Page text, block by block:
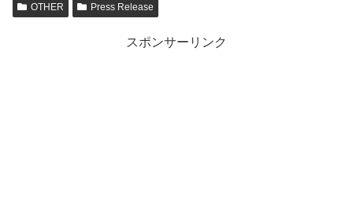
OTHER Press Release
スポンサーリンク